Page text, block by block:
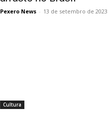
Pexero News - 13 de setembro de 2023
Cultura